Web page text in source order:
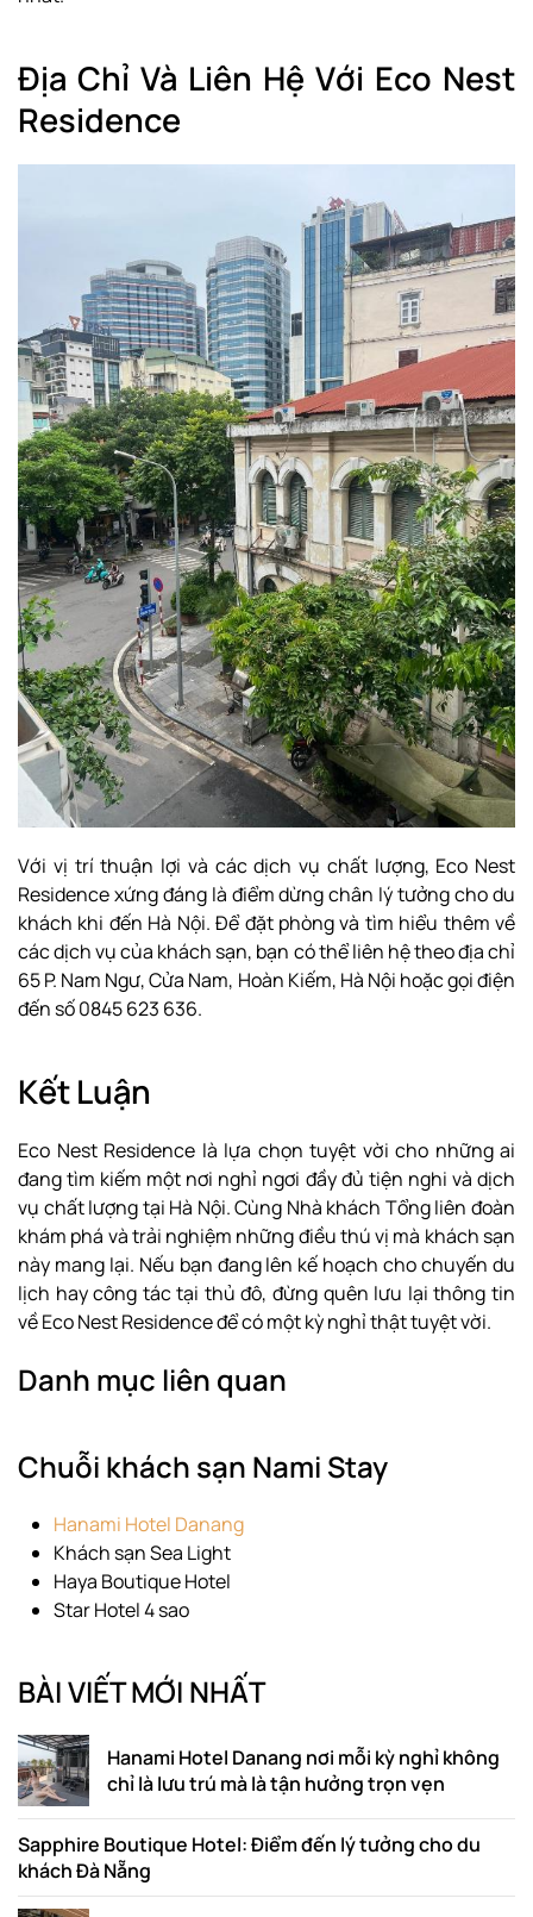
Địa Chỉ Và Liên Hệ Với Eco Nest
Residence
Với vị trí thuận lợi và các dịch vụ chất lượng, Eco Nest
Residence xứng đáng là điểm dừng chân lý tưởng cho du
khách khi đến Hà Nội. Để đặt phòng và tìm hiểu thêm về
các dịch vụ của khách sạn, bạn có thể liên hệ theo địa chỉ
65 P. Nam Ngư, Cửa Nam, Hoàn Kiếm, Hà Nội hoặc gọi điện
đến số 0845 623 636.
Kết Luận
Eco Nest Residence là lựa chọn tuyệt vời cho những ai
đang tìm kiếm một nơi nghỉ ngơi đầy đủ tiện nghi và dịch
vụ chất lượng tại Hà Nội. Cùng Nhà khách Tổng liên đoàn
khám phá và trải nghiệm những điều thú vị mà khách sạn
này mang lại. Nếu bạn đang lên kế hoạch cho chuyến du
lịch hay công tác tại thủ đô, đừng quên lưu lại thông tin
về Eco Nest Residence để có một kỳ nghỉ thật tuyệt vời.
Danh mục liên quan
Chuỗi khách sạn Nami Stay
Hanami Hotel Danang
Khách sạn Sea Light
Haya Boutique Hotel
Star Hotel 4 sao
BÀI VIẾT MỚI NHẤT
Hanami Hotel Danang nơi mỗi kỳ nghỉ không
chỉ là lưu trú mà là tận hưởng trọn vẹn
Sapphire Boutique Hotel: Điểm đến lý tưởng cho du
khách Đà Nẵng